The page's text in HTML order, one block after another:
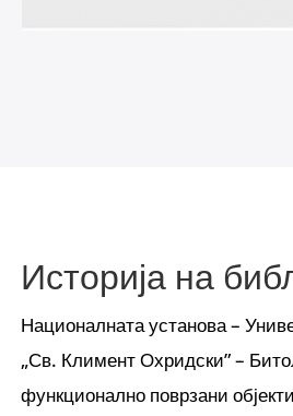
Историја на
Националната установа –
„Св. Климент Охридски” –
функционално поврзани